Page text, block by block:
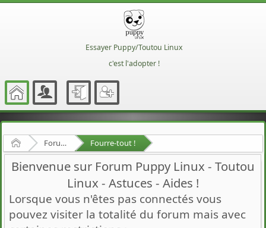
Essayer Puppy/Toutou Linux
c'est l'adopter !
Accueil Forum Francophone de Puppy/Toutou Linux Fourre-tout !
Bienvenue sur Forum Puppy Linux - Toutou
Linux - Astuces - Aides !
Lorsque vous n'êtes pas connectés vous
pouvez visiter la totalité du forum mais avec